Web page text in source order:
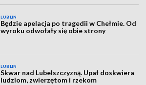
LUBLIN
Będzie apelacja po tragedii w Chełmie. Od
wyroku odwołały się obie strony
LUBLIN
Skwar nad Lubelszczyzną. Upał doskwiera
ludziom, zwierzętom i rzekom